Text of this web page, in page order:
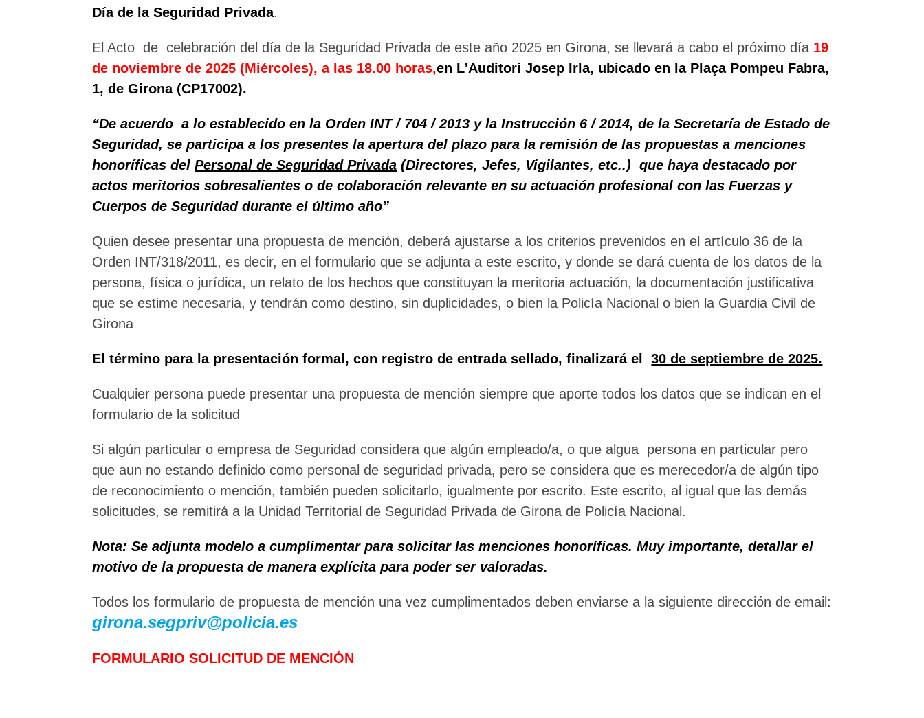
Día de la Seguridad Privada.
El Acto de celebración del día de la Seguridad Privada de este año 2025 en Girona, se llevará a cabo el próximo día 19
de noviembre de 2025 (Miércoles), a las 18.00 horas,en L’Auditori Josep Irla, ubicado en la Plaça Pompeu Fabra,
1, de Girona (CP17002).
“De acuerdo a lo establecido en la Orden INT / 704 / 2013 y la Instrucción 6 / 2014, de la Secretaría de Estado de
Seguridad, se participa a los presentes la apertura del plazo para la remisión de las propuestas a menciones
honoríficas delPersonal de Seguridad Privada (Directores, Jefes, Vigilantes, etc..) que haya destacado por
actos meritorios sobresalientes o de colaboración relevante en su actuación profesional con las Fuerzas y
Cuerpos de Seguridad durante el último año”
Quien desee presentar una propuesta de mención, deberá ajustarse a los criterios prevenidos en el artículo 36 de la
Orden INT/318/2011, es decir, en el formulario que se adjunta a este escrito, y donde se dará cuenta de los datos de la
persona, física o jurídica, un relato de los hechos que constituyan la meritoria actuación, la documentación justificativa
que se estime necesaria, y tendrán como destino, sin duplicidades, o bien la Policía Nacional o bien la Guardia Civil de
Girona
El término para la presentación formal, con registro de entrada sellado, finalizará el30 de septiembre de 2025.
Cualquier persona puede presentar una propuesta de mención siempre que aporte todos los datos que se indican en el
formulario de la solicitud
Si algún particular o empresa de Seguridad considera que algún empleado/a, o que algua persona en particular pero
que aun no estando definido como personal de seguridad privada, pero se considera que es merecedor/a de algún tipo
de reconocimiento o mención, también pueden solicitarlo, igualmente por escrito. Este escrito, al igual que las demás
solicitudes, se remitirá a la Unidad Territorial de Seguridad Privada de Girona de Policía Nacional.
Nota: Se adjunta modelo a cumplimentar para solicitar las menciones honoríficas. Muy importante, detallar el
motivo de la propuesta de manera explícita para poder ser valoradas.
Todos los formulario de propuesta de mención una vez cumplimentados deben enviarse a la siguiente dirección de email:
girona.segpriv@policia.es
FORMULARIO SOLICITUD DE MENCIÓN
⚖️ Dpto. Jurídico y Abogados (Email)
📊 Herramienta: Tabla Salarial PDF
📄 Herramienta: Generador Plantillas
✊ Trámite: Afiliarse al Sindicato
📍 Info: Horarios y Contacto Sede